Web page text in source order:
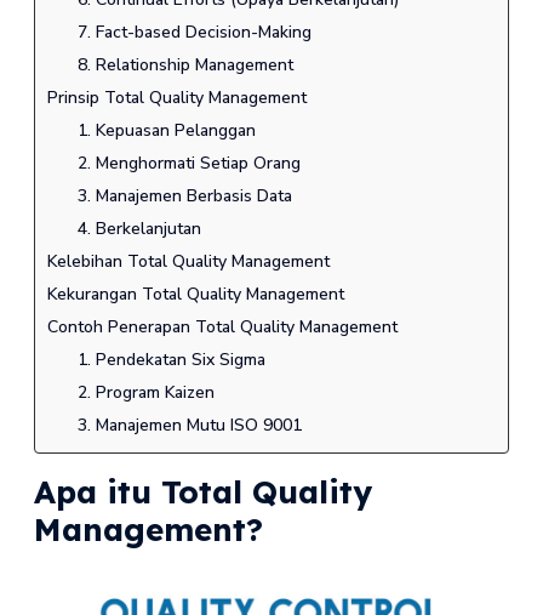
7. Fact-based Decision-Making
8. Relationship Management
Prinsip Total Quality Management
1. Kepuasan Pelanggan
2. Menghormati Setiap Orang
3. Manajemen Berbasis Data
4. Berkelanjutan
Kelebihan Total Quality Management
Kekurangan Total Quality Management
Contoh Penerapan Total Quality Management
1. Pendekatan Six Sigma
2. Program Kaizen
3. Manajemen Mutu ISO 9001
Apa itu Total Quality
Management?